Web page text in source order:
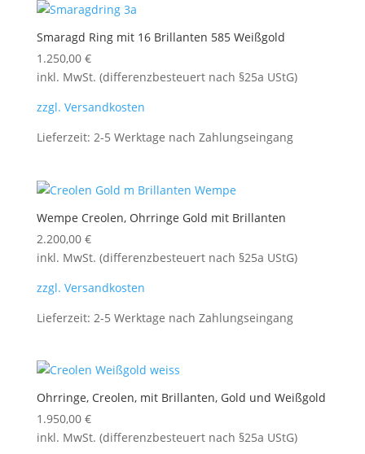
Smaragd Ring mit 16 Brillanten 585 Weißgold
1.250,00 €
inkl. MwSt. (differenzbesteuert nach §25a UStG)
zzgl. Versandkosten
Lieferzeit: 2-5 Werktage nach Zahlungseingang
Wempe Creolen, Ohrringe Gold mit Brillanten
2.200,00 €
inkl. MwSt. (differenzbesteuert nach §25a UStG)
zzgl. Versandkosten
Lieferzeit: 2-5 Werktage nach Zahlungseingang
Ohrringe, Creolen, mit Brillanten, Gold und Weißgold
1.950,00 €
inkl. MwSt. (differenzbesteuert nach §25a UStG)